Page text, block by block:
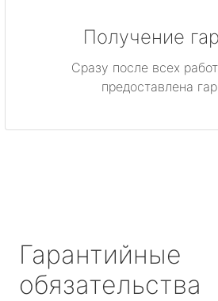
Получение
Сразу после всех
предоставлена
Гарантийные
обязательства